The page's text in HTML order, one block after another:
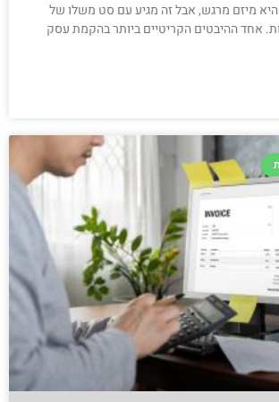
מיזם מרגש, אבל זה מגיע עם סט משלו של
אחד ההיבטים הקריטיים ביותר בהקמת עסק